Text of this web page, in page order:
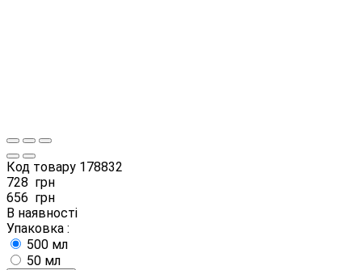
Код товару 178832
728 грн
656 грн
В наявності
Упаковка :
500 мл
50 мл